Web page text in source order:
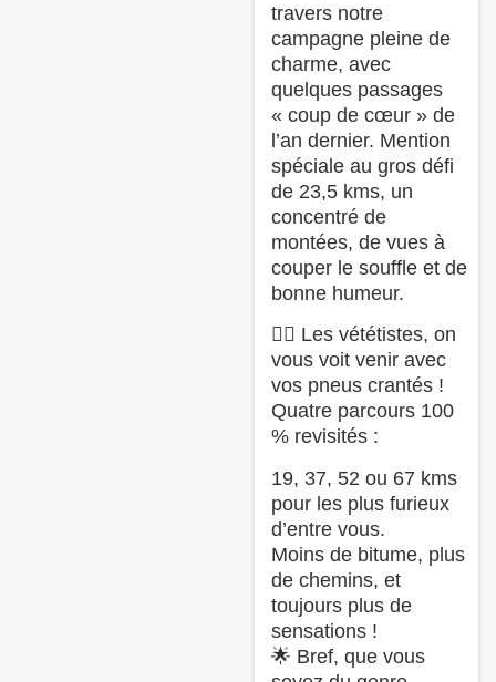
travers notre
campagne pleine de
charme, avec
quelques passages
« coup de cœur » de
l’an dernier. Mention
spéciale au gros défi
de 23,5 kms, un
concentré de
montées, de vues à
couper le souffle et de
bonne humeur.
🚵‍♀️ Les vététistes, on
vous voit venir avec
vos pneus crantés !
Quatre parcours 100
% revisités :
19, 37, 52 ou 67 kms
pour les plus furieux
d’entre vous.
Moins de bitume, plus
de chemins, et
toujours plus de
sensations !
🌟 Bref, que vous